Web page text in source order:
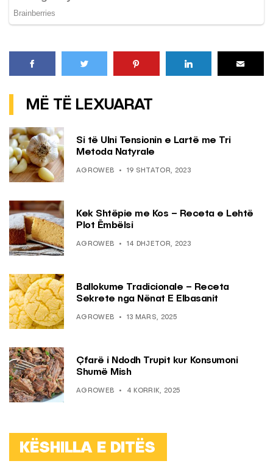
MË TË LEXUARAT
Si të Ulni Tensionin e Lartë me Tri
Metoda Natyrale
AGROWEB 19 SHTATOR, 2023
Kek Shtëpie me Kos – Receta e Lehtë
Plot Ëmbëlsi
AGROWEB 14 DHJETOR, 2023
Ballokume Tradicionale – Receta
Sekrete nga Nënat E Elbasanit
AGROWEB 13 MARS, 2025
Çfarë i Ndodh Trupit kur Konsumoni
Shumë Mish
AGROWEB 4 KORRIK, 2025
KËSHILLA E DITËS